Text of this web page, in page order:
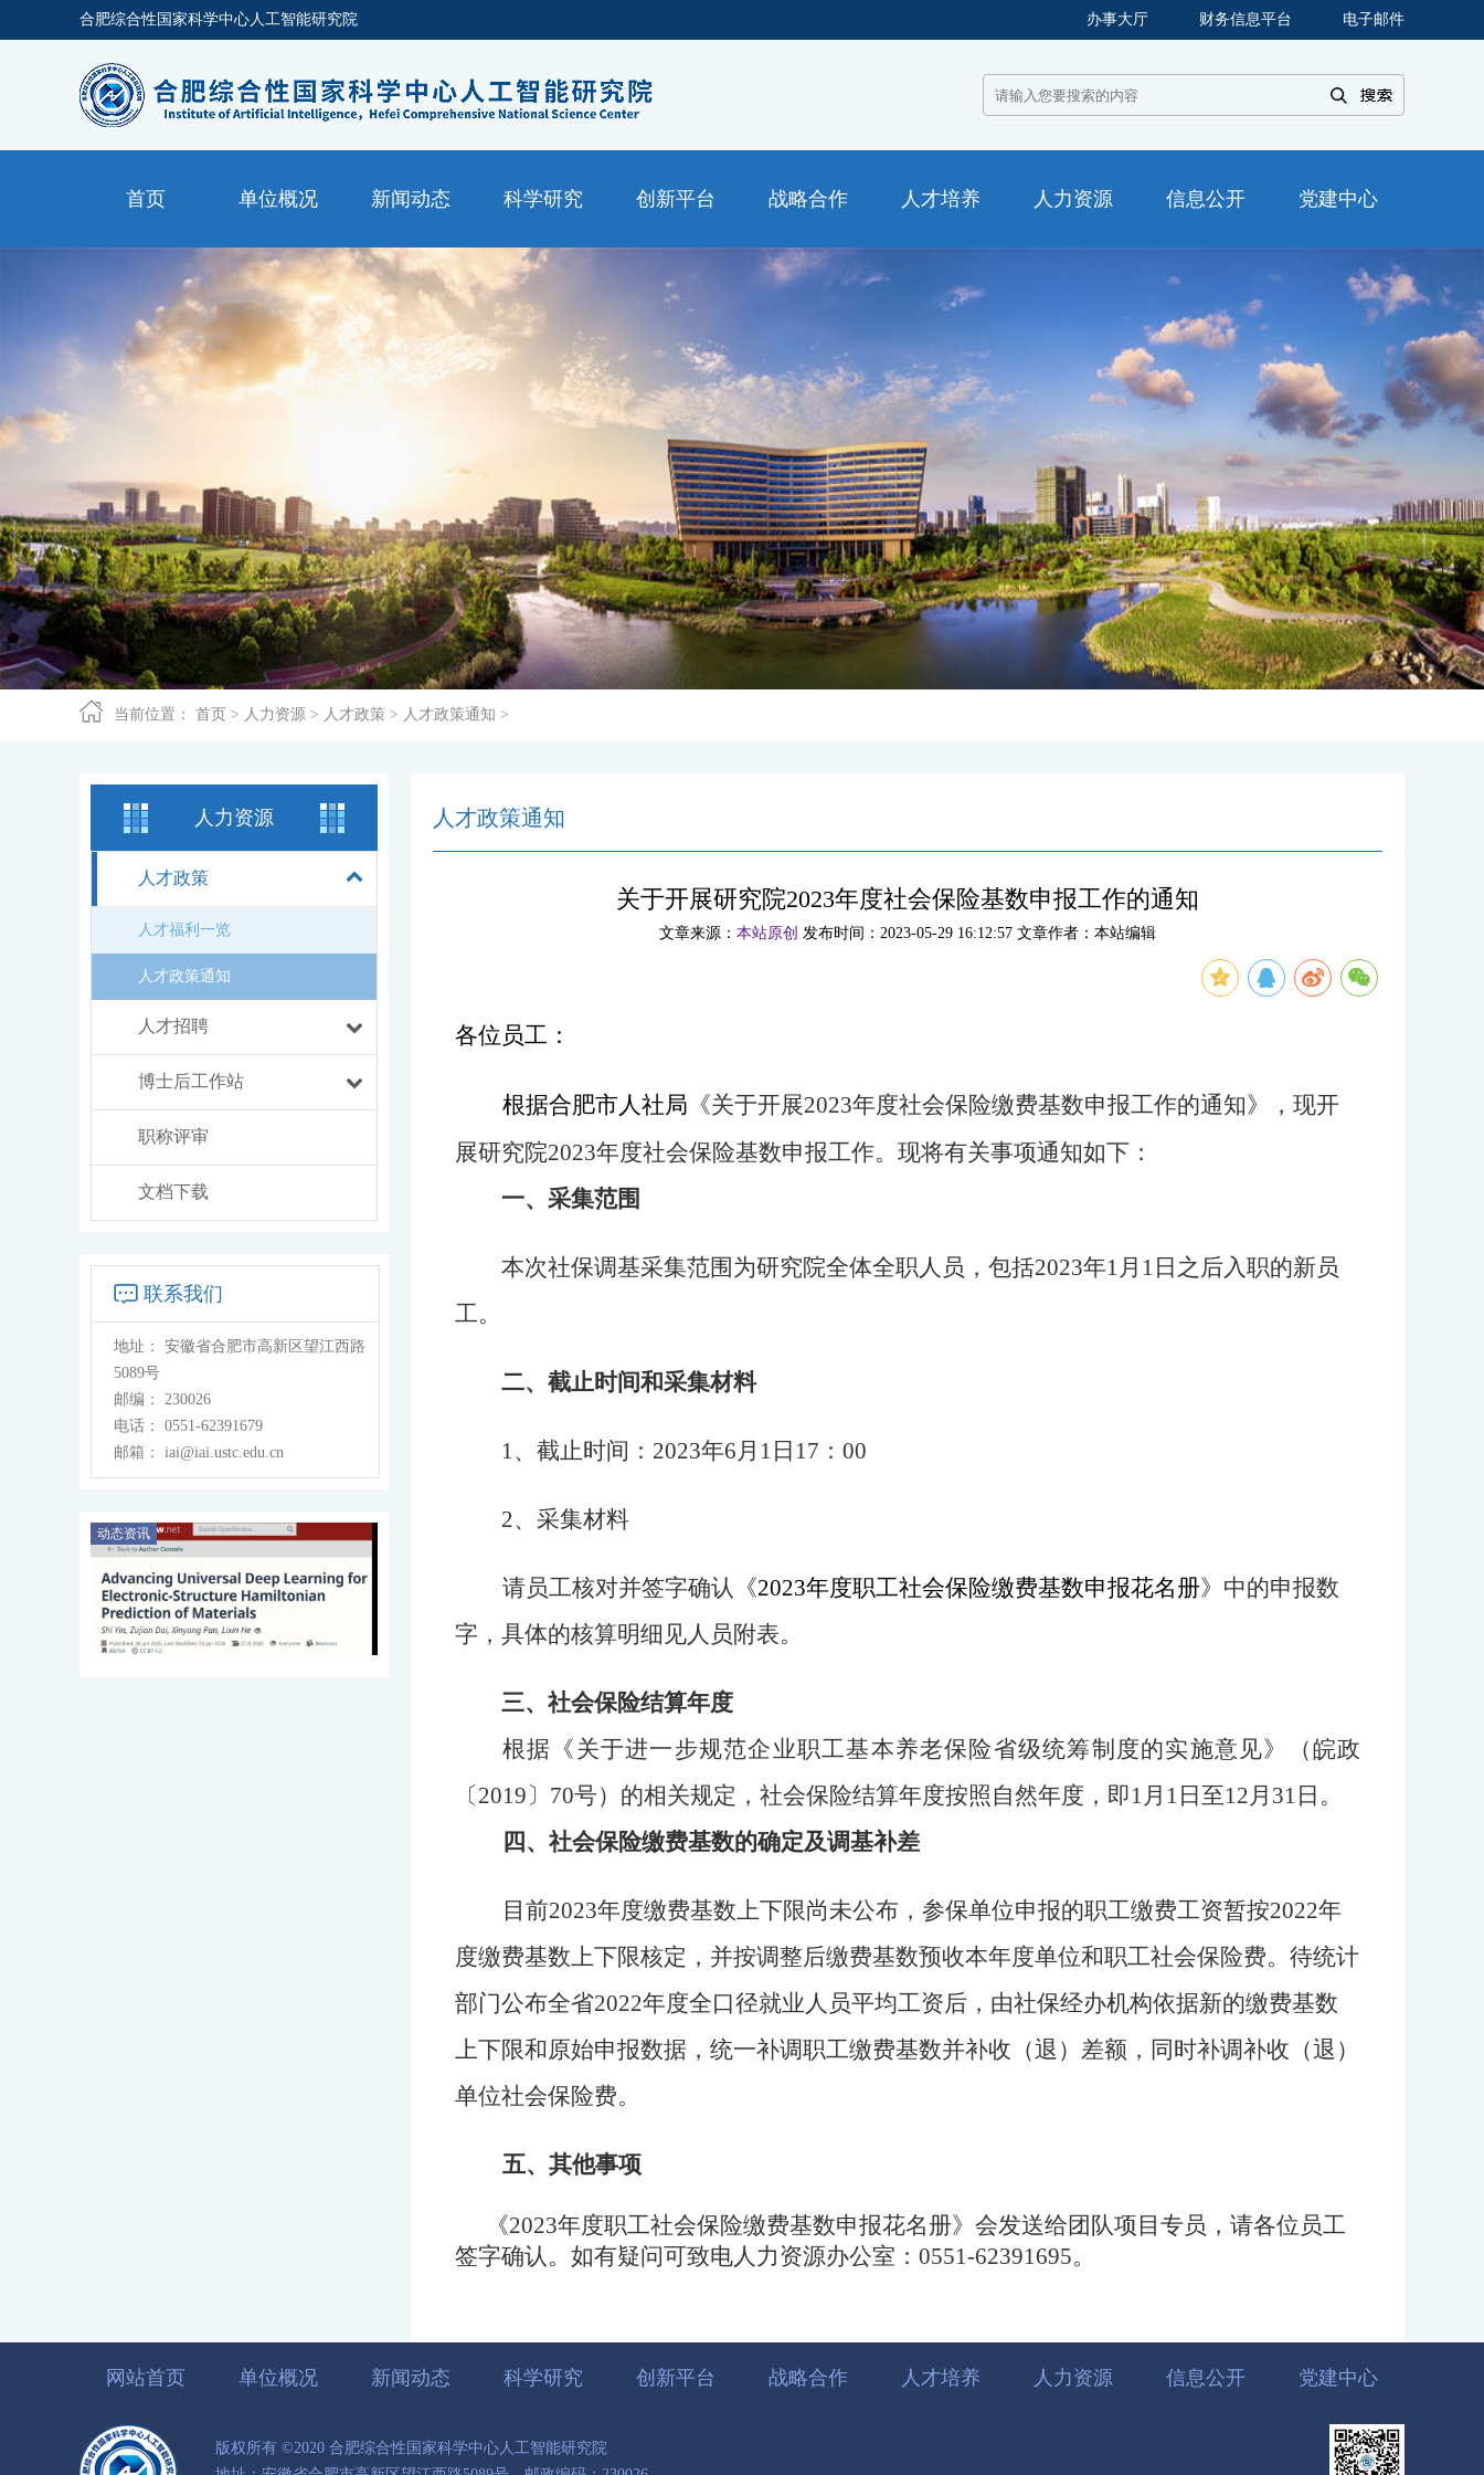
合肥综合性国家科学中心人工智能研究院 办事大厅 财务信息平台 电子邮件
首页 单位概况 新闻动态 科学研究 创新平台 战略合作 人才培养 人力资源 信息公开 党建中心
当前位置： 首页 > 人力资源 > 人才政策 > 人才政策通知 >
人力资源
人才政策
人才福利一览
人才政策通知
人才招聘
博士后工作站
职称评审
文档下载
联系我们
地址：
安徽省合肥市高新区望江西路
5089号
邮编：
230026
电话：
0551-62391679
邮箱：
iai@iai.ustc.edu.cn
动态资讯
人才政策通知
关于开展研究院2023年度社会保险基数申报工作的通知
文章来源： 本站原创 发布时间：2023-05-29 16:12:57 文章作者：本站编辑
各位员工：
根据合肥市人社局 《关于开展2023年度社会保险缴费基数申报工作的通知》 ， 现开
展研究院2023年度社会保险基数申报工作。现将有关事项通知如下：
一、 采集范围
本次社保调基采集范围为研究院全体全职人员，包括2023年1月1日之后入职的新员
工。
二、 截止时间和采集材料
1、 截止时间： 2023年6月1日17：00
2、 采集材料
请员工核对并签字确认 《2023年度职工社会保险缴费基数申报花名册》 中的申报数
字，具体的核算明细见人员附表。
三、 社会保险结算年度
根据《关于进一步规范企业职工基本养老保险省级统筹制度的实施意见》（皖政
〔2019〕70号）的相关规定，社会保险结算年度按照自然年度，即1月1日至12月31日。
四、 社会保险缴费基数的确定及调基补差
目前2023年度缴费基数上下限尚未公布，参保单位申报的职工缴费工资暂按2022年
度缴费基数上下限核定，并按调整后缴费基数预收本年度单位和职工社会保险费。待统计
部门公布全省2022年度全口径就业人员平均工资后，由社保经办机构依据新的缴费基数
上下限和原始申报数据，统一补调职工缴费基数并补收（退）差额，同时补调补收（退）
单位社会保险费。
五、 其他事项
《2023年度职工社会保险缴费基数申报花名册》 会发送给团队项目专员， 请各位员工
签字确认。 如有疑问可致电人力资源办公室 ： 0551-62391695。
网站首页 单位概况 新闻动态 科学研究 创新平台 战略合作 人才培养 人力资源 信息公开 党建中心
版权所有 ©2020 合肥综合性国家科学中心人工智能研究院